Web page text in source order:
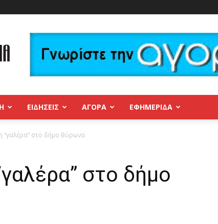
ΕΙΔΗΣΕΙΣ ΑΓΟΡΑ ΕΦΗΜΕΡΊΔΑ
“γαλέρα” στο δήμο Βύρωνα
στο δήμο